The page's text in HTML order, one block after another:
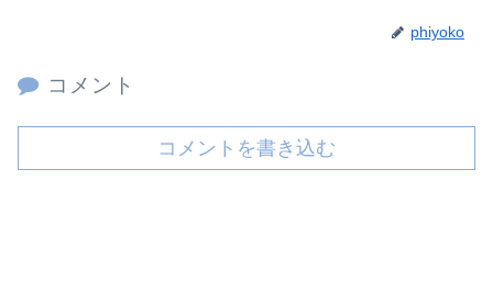
phiyoko
コメント
コメントを書き込む